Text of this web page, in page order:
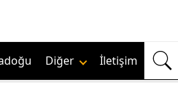
Diğer İletişim